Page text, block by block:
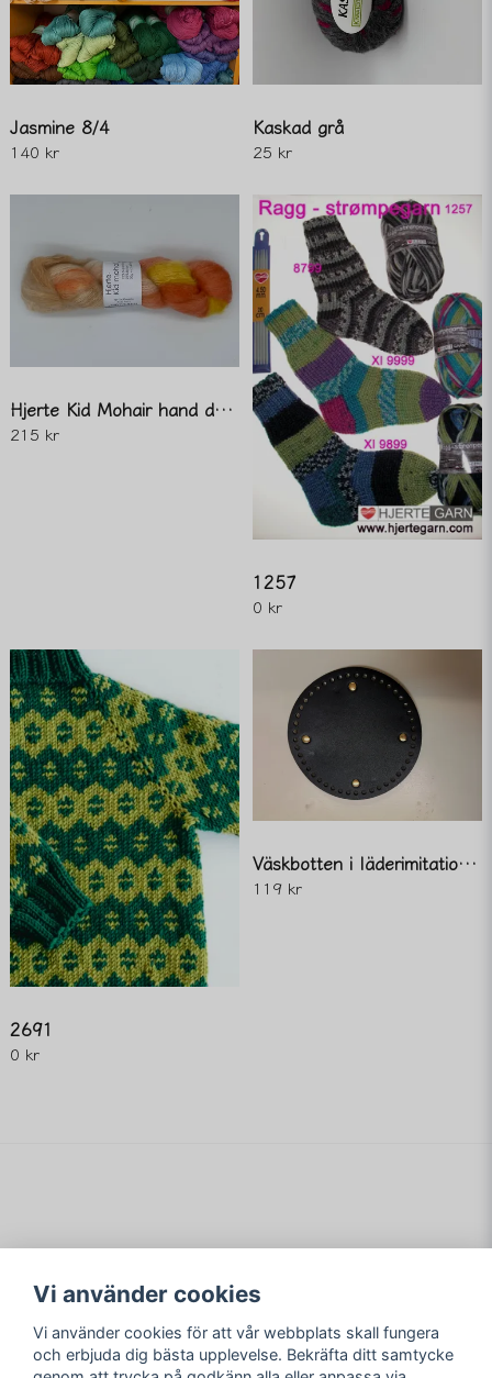
Jasmine 8/4
140 kr
Kaskad grå
25 kr
Hjerte Kid Mohair hand dyed
215 kr
1257
0 kr
2691
0 kr
Väskbotten i läderimitation. rund 15cm svart
119 kr
Ja, ni får publicera min fråga
Skicka fråga
Följ oss
Merving Innovation
Orgnr. 559116-3851
Vi använder cookies
Vi använder cookies för att vår webbplats skall fungera
och erbjuda dig bästa upplevelse. Bekräfta ditt samtycke